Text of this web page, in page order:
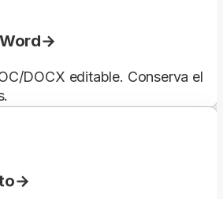
DOCX editable. Conserva el